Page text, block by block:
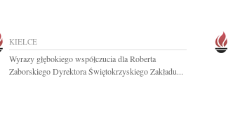
KIELCE
Wyrazy głębokiego współczucia dla Roberta
Zaborskiego Dyrektora Świętokrzyskiego Zakładu...